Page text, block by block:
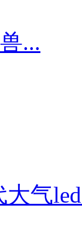
...
气